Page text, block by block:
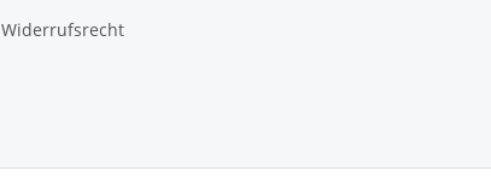
Widerrufsrecht